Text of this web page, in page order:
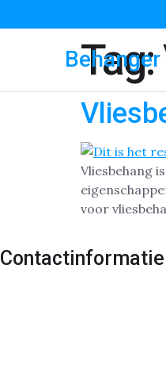
Tag:
Vliesbehang
voor